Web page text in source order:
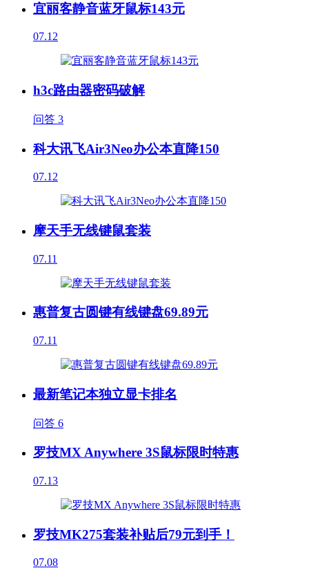
宜丽客静音蓝牙鼠标143元
07.12
h3c路由器密码破解
问答 3
科大讯飞Air3Neo办公本直降150
07.12
摩天手无线键鼠套装
07.11
惠普复古圆键有线键盘69.89元
07.11
最新笔记本独立显卡排名
问答 6
罗技MX Anywhere 3S鼠标限时特惠
07.13
罗技MK275套装补贴后79元到手！
07.08